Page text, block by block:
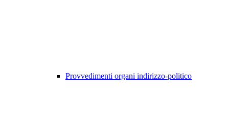
Provvedimenti organi indirizzo-politico